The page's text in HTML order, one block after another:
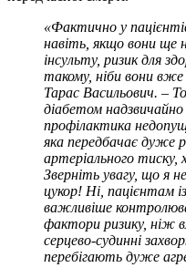
«Фактично у
навіть, якщо вони ще
інсульту, ризик для
такому, ніби вони
Тарас Васильович. –
діабетом
профілактика
яка передбачає дуже
артеріального тиску,
Зверніть увагу, що я
цукор! Ні, пацієнтам
важливіше
фактори ризику, ніж
серцево-судинні
перебігають дуже